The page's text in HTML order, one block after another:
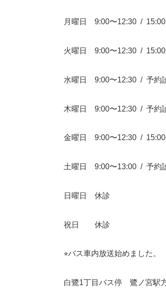
月曜日 9:00〜12:30 / 15:00
火曜日 9:00〜12:30 / 15:00
水曜日 9:00〜12:30 / 予約
木曜日 9:00〜12:30 / 予約
金曜日 9:00〜12:30 / 15:00
土曜日 9:00〜13:00 / 予約
日曜日 休診
祝日 休診
⭐︎バス車内放送始めました。
白鷺1丁目バス停 鷺ノ宮駅